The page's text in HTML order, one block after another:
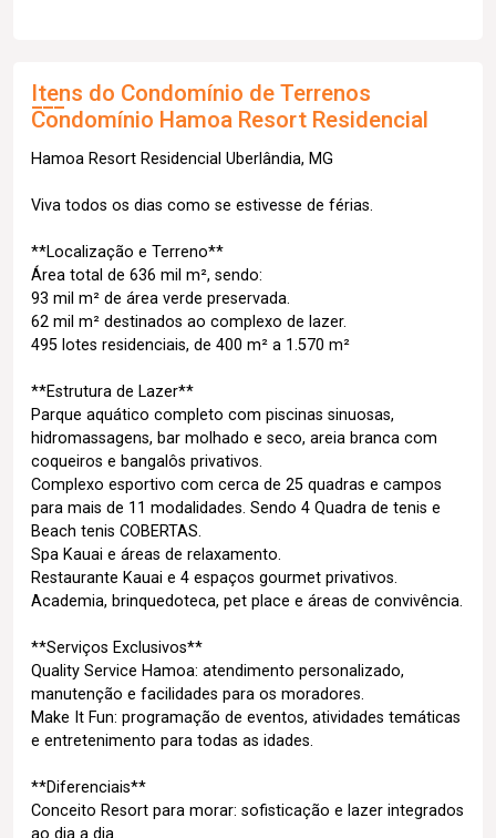
Itens do Condomínio de Terrenos
Condomínio Hamoa Resort Residencial
Hamoa Resort Residencial Uberlândia, MG
Viva todos os dias como se estivesse de férias.
**Localização e Terreno**
Área total de 636 mil m², sendo:
93 mil m² de área verde preservada.
62 mil m² destinados ao complexo de lazer.
495 lotes residenciais, de 400 m² a 1.570 m²
**Estrutura de Lazer**
Parque aquático completo com piscinas sinuosas,
hidromassagens, bar molhado e seco, areia branca com
coqueiros e bangalôs privativos.
Complexo esportivo com cerca de 25 quadras e campos
para mais de 11 modalidades. Sendo 4 Quadra de tenis e
Beach tenis COBERTAS.
Spa Kauai e áreas de relaxamento.
Restaurante Kauai e 4 espaços gourmet privativos.
Academia, brinquedoteca, pet place e áreas de convivência.
**Serviços Exclusivos**
Quality Service Hamoa: atendimento personalizado,
manutenção e facilidades para os moradores.
Make It Fun: programação de eventos, atividades temáticas
e entretenimento para todas as idades.
**Diferenciais**
Conceito Resort para morar: sofisticação e lazer integrados
ao dia a dia.